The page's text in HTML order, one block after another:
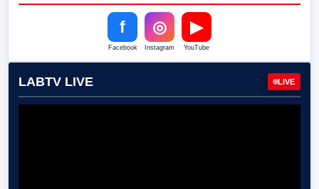
f
Facebook
◎
Instagram
▶
YouTube
LABTV LIVE LIVE